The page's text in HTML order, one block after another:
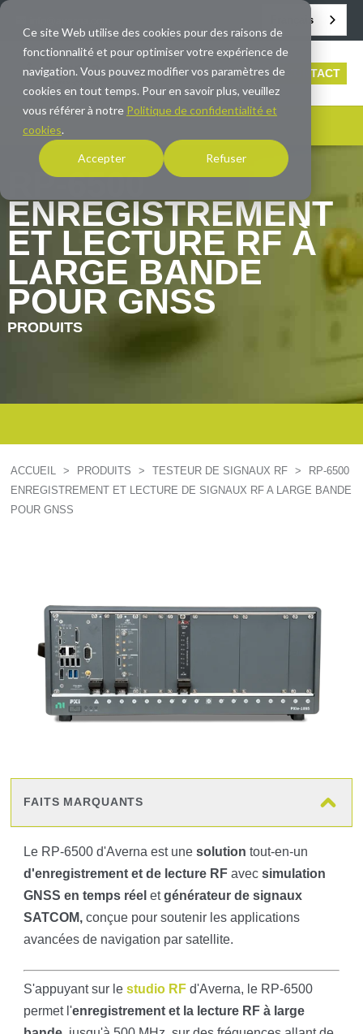
Ce site Web utilise des cookies pour des raisons de
fonctionnalité et pour optimiser votre expérience de
navigation. Vous pouvez modifier vos paramètres de
cookies en tout temps. Pour en savoir plus, veuillez
vous référer à notre Politique de confidentialité et
cookies.
Accepter Refuser
Français
CONTACT
RP-6500
ENREGISTREMENT
ET LECTURE RF À
LARGE BANDE
POUR GNSS
PRODUITS
ACCUEIL > PRODUITS > TESTEUR DE SIGNAUX RF >
RP-6500
ENREGISTREMENT ET LECTURE DE SIGNAUX RF A LARGE BANDE
POUR GNSS
FAITS MARQUANTS
Le RP-6500 d'Averna est unesolution tout-en-un
d'enregistrement et de lecture RF avecsimulation
GNSS en temps réel etgénérateur de signaux
SATCOM, conçue pour soutenir les applications
avancées de navigation par satellite.
S'appuyant sur lestudio RF d'Averna, le RP-6500
permet l'enregistrement et la lecture RF à large